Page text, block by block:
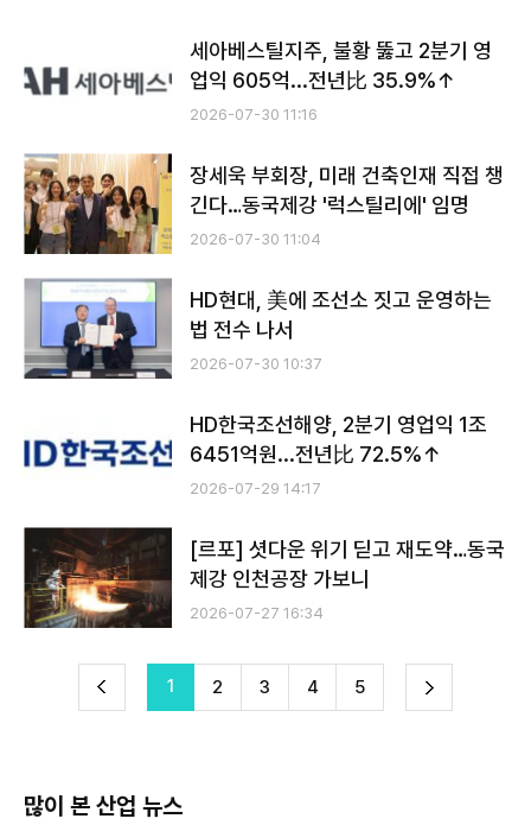
세아베스틸지주, 불황 뚫고 2분기 영
업익 605억...전년比 35.9%↑
2026-07-30 11:16
장세욱 부회장, 미래 건축인재 직접 챙
긴다…동국제강 '럭스틸리에' 임명
2026-07-30 11:04
HD현대, 美에 조선소 짓고 운영하는
법 전수 나서
2026-07-30 10:37
HD한국조선해양, 2분기 영업익 1조
6451억원...전년比 72.5%↑
2026-07-29 14:17
[르포] 셧다운 위기 딛고 재도약…동국
제강 인천공장 가보니
2026-07-27 16:34
이
1
2 3 4 5 다
많이 본 산업 뉴스